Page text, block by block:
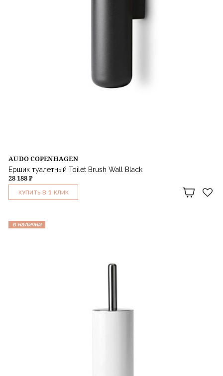
AUDO COPENHAGEN
Ершик туалетный Toilet Brush Wall Black
28 188 ₽
КУПИТЬ В 1 КЛИК
в наличии